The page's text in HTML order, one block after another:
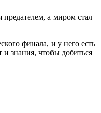
а миром стал
финала, и у него есть
знания, чтобы добиться